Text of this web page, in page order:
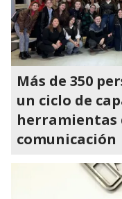
Más de 350
un ciclo de
herramientas
comunicación